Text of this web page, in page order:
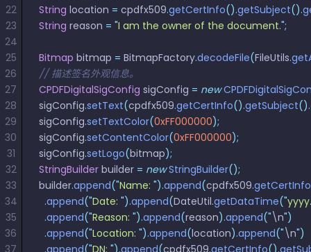
String location = cpdfx509.getCertInfo().getSubject().
String reason = "I am the owner of the document.";
Bitmap bitmap = BitmapFactory.decodeFile(FileUtils.
// 描述签名外观信息。
CPDFDigitalSigConfig sigConfig = new
sigConfig.setText(cpdfx509.getCertInfo().getSubject().
sigConfig.setTextColor(0xFF000000);
sigConfig.setContentColor(0xFF000000);
sigConfig.setLogo(bitmap);
StringBuilder builder = new StringBuilder();
builder.append("Name: ").append(cpdfx509.getCertInfo
  .
append("Date: ").append(DateUtil.getDataTime("
  .
append("Reason: ").append(reason).append("\n")
  .
append("Location: ").append(location).append("\n")
  .
append("DN: ").append(cpdfx509.getCertInfo().
22
23
24
25
26
27
28
29
30
31
32
33
34
35
36
37